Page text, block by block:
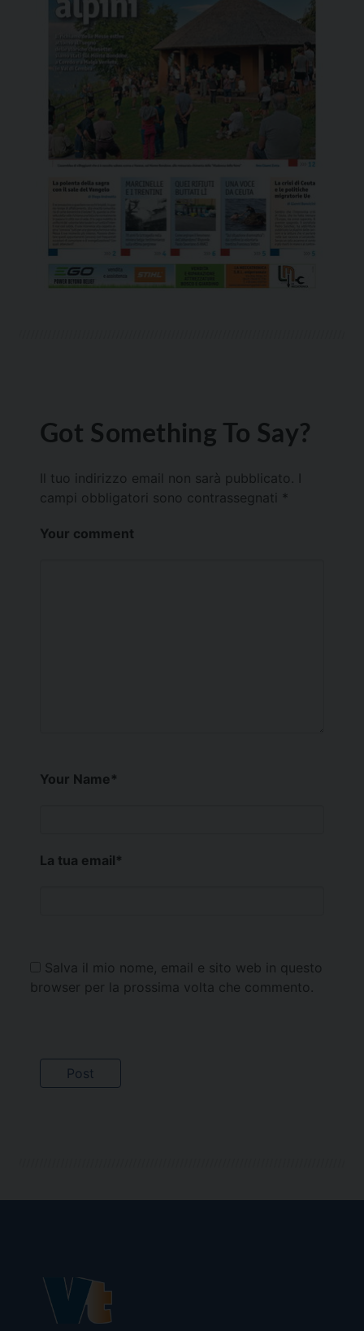
Got Something To Say?
Il tuo indirizzo email non sarà pubblicato.
campi obbligatori sono contrassegnati *
Your comment
Your Name*
La tua email*
Salva il mio nome, email e sito web in questo
browser per la prossima volta che commento.